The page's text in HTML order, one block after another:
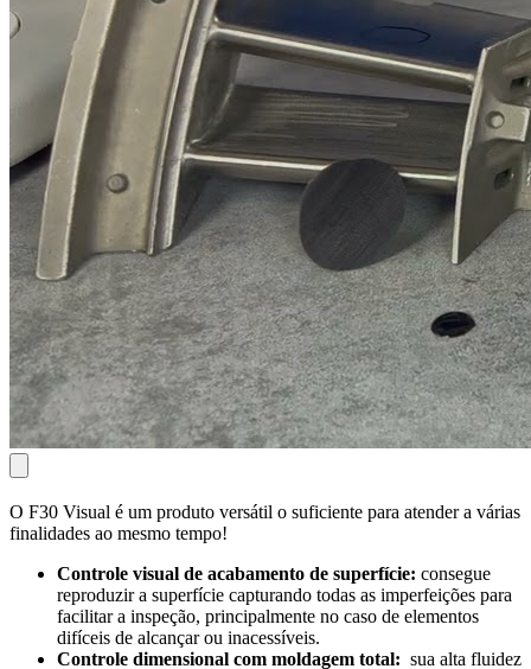
O F30 Visual é um produto versátil o suficiente para atender a várias
finalidades ao mesmo tempo!
Controle visual de acabamento de superfície: consegue
reproduzir a superfície capturando todas as imperfeições para
facilitar a inspeção, principalmente no caso de elementos
difíceis de alcançar ou inacessíveis.
Controle dimensional com moldagem total: sua alta fluidez